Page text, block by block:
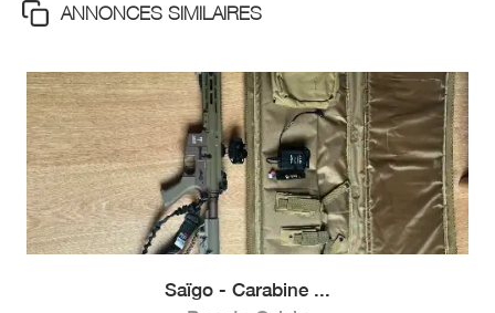
ANNONCES SIMILAIRES
Saïgo - Carabine ...